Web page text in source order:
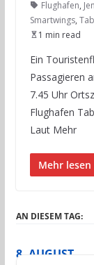
Flughafen,
Smartwings,
1 min read
Ein
Passagieren
7.45 Uhr
Flughafen
Laut Mehr
Mehr lesen
AN DIESEM TAG:
8. AUGUST